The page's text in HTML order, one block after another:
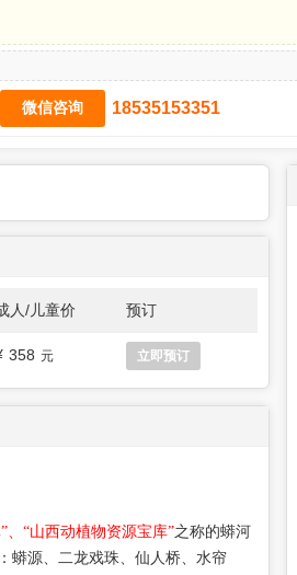
18535153351
人/儿童价 预订
358 立即预订
、“山西动植物资源宝库”之称的蟒河
蟒源、二龙戏珠、仙人桥、水帘